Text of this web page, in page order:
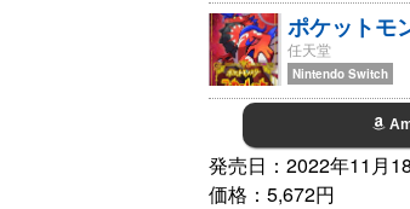
ポケットモ
任天堂
Nintendo Switch
発売日：2022年11月
価格：5,672円